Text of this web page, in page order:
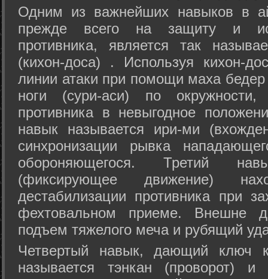
Одним из важнейших навыков в
прежде всего на защиту и
противника, является так
(кихон-доса) . Используя кихон-
линии атаки при помощи маха
ноги (сури-аси) по
противника в невыгодное
навык называется ири-ми
синхронизации рывка
обороняющегося. Третий
(фиксирующее движение)
дестабилизации противника при
фехтовальном приеме. Внешне
подъем тяжелого меча и рубящий
Четвертый навык, дающий ключ
называется тэнкан (проворот)